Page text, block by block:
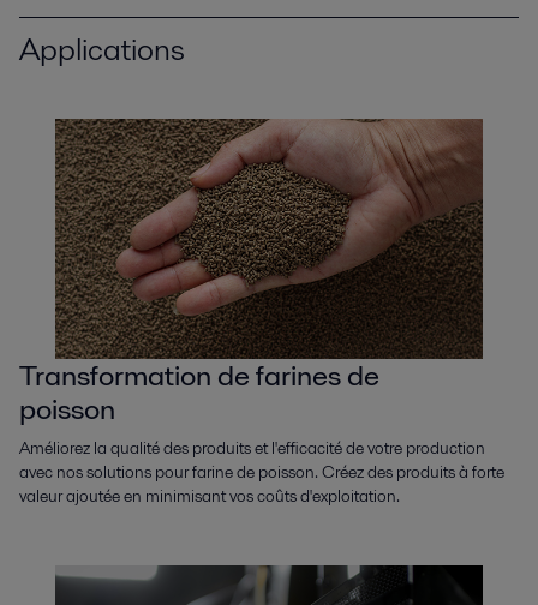
Applications
Transformation de farines de
poisson
Améliorez la qualité des produits et l'efficacité de votre production
avec nos solutions pour farine de poisson. Créez des produits à forte
valeur ajoutée en minimisant vos coûts d'exploitation.